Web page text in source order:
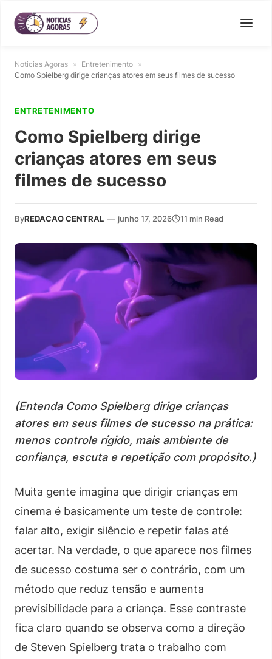
Noticias Agoras » Entretenimento »
Como Spielberg dirige crianças atores em seus filmes de sucesso
ENTRETENIMENTO
Como Spielberg dirige
crianças atores em seus
filmes de sucesso
ByREDACAO CENTRAL — junho 17, 2026 11 min Read
(Entenda Como Spielberg dirige crianças
atores em seus filmes de sucesso na prática:
menos controle rígido, mais ambiente de
confiança, escuta e repetição com propósito.)
Muita gente imagina que dirigir crianças em
cinema é basicamente um teste de controle:
falar alto, exigir silêncio e repetir falas até
acertar. Na verdade, o que aparece nos filmes
de sucesso costuma ser o contrário, com um
método que reduz tensão e aumenta
previsibilidade para a criança. Esse contraste
fica claro quando se observa como a direção
de Steven Spielberg trata o trabalho com